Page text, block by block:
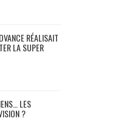
RÉALISAIT
LA SUPER
LES
?